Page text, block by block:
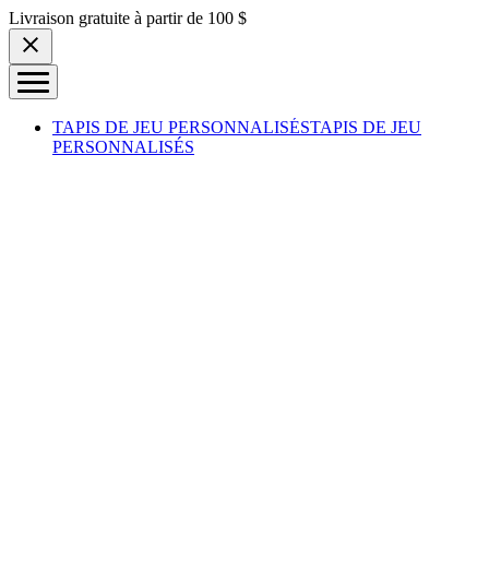
Skip to content
Livraison gratuite à partir de 100 $
TAPIS DE JEU PERSONNALISÉSTAPIS DE JEU
PERSONNALISÉS